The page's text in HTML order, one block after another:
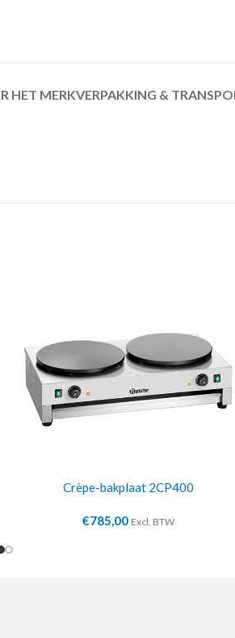
HET MERKVERPAKKING &
Crèpe-bakplaat 2CP400
€785,00 Excl. BTW